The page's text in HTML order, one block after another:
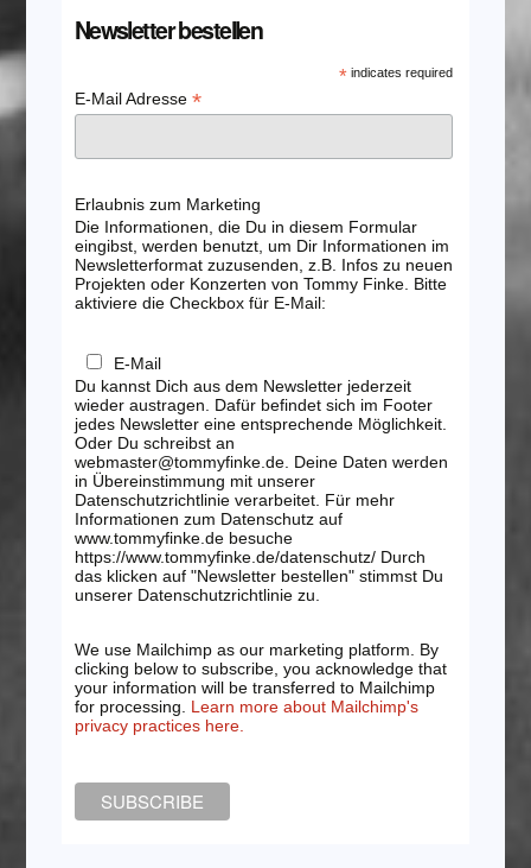
Newsletter bestellen
* indicates required
E-Mail Adresse *
Erlaubnis zum Marketing
Die Informationen, die Du in diesem Formular
eingibst, werden benutzt, um Dir Informationen im
Newsletterformat zuzusenden, z.B. Infos zu neuen
Projekten oder Konzerten von Tommy Finke. Bitte
aktiviere die Checkbox für E-Mail:
E-Mail
Du kannst Dich aus dem Newsletter jederzeit
wieder austragen. Dafür befindet sich im Footer
jedes Newsletter eine entsprechende Möglichkeit.
Oder Du schreibst an
webmaster@tommyfinke.de. Deine Daten werden
in Übereinstimmung mit unserer
Datenschutzrichtlinie verarbeitet. Für mehr
Informationen zum Datenschutz auf
www.tommyfinke.de besuche
https://www.tommyfinke.de/datenschutz/ Durch
das klicken auf "Newsletter bestellen" stimmst Du
unserer Datenschutzrichtlinie zu.
We use Mailchimp as our marketing platform. By
clicking below to subscribe, you acknowledge that
your information will be transferred to Mailchimp
for processing. Learn more about Mailchimp's
privacy practices here.